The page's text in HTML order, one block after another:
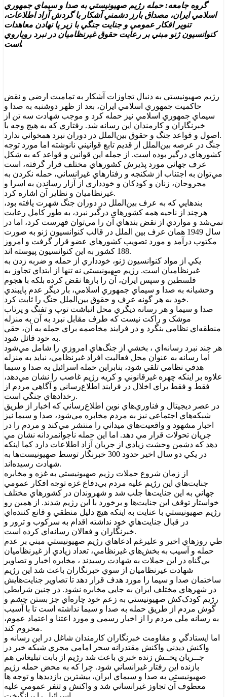
گروه جامعه: حمله رژيم صهيونيستي به صدا و سيماي جمهوري
اسلامي ايران، مصداق بارز دشمني آشکار با گردش آزاد اطلاعات،
تنوير افکار عمومي و جنايت جنگي با زير پا نهادن معاهدات
کنوانسيون ژنو مبني بر رعايت حقوق غيرنظاميان در نبرد روياروي
است.
رژيم صهيونيستي به دنبال تجاوزات آشکار به تماميت ارضي و نقض
حاکميت جمهوري اسلامي ايران، بعد از ظهر دوشنبه به صدا و
سيماي جمهوري اسلامي نيز حمله کرد و موجب شهادت سه تن از
خبرنگاران و کارمندان اين رسانه شد. رفتاري که به هيچ وجه با
اصول و قواعد جنگ و حقوق بين‌الملل در دوران نبرد همخواني ندارد.
جنگ در عرصه بين‌الملل از قديم تابع قوانيني نانوشته اما مورد توجه
کشورهاي درگير بوده است. از جمله اين قوانين و قواعد که به شکل
عرف جهاني مورد پذيرش کشورهاي مختلف قرار گرفته، است
مي‌توان به اجتناب از شکنجه و رفتارهاي غيرانساني، حمله نکردن به
مجروحان، زنان و کودکان و خودداري از آزار رساندن به اسرا و
غيرنظاميان و نظاير آن اشاره کرد.
بندهايي که به عرف بين‌الملل در دوران جنگ شهرت يافته بود،
هرچند از ناحيه همه کشورهاي درگير نبرد، به طور کامل رعايت
نمي‌شد و مواردي از نقض بندهاي آن را مي‌توان فهرست کرد، اما در
سال 1949 همان عرف بين الملل در قالب کنوانسيون ژنو به صورت
مکتوب درآمد و مورد تصويب کشورهاي عضو قرار گرفت و امروز
188 کشور به اين کنوانسيون پيوسته اند.
يکي از مواد کنوانسيون ژنو، خودداري از حمله و ضربه زدن به
غيرنظاميان است. رژيم صهيونيستي نه تنها از ابتداي تجاوز به
فلسطين و سپس ايران، آن را بارها نقض کرده بلکه با هجوم
وحشيانه به صدا و سيماي جمهوري اسلامي، بار ديگر عدم پايبندي
خود به هر گونه عرف و حقوق بين‌الملل جنگ را ثابت کرد.
صدا و سيما و هر رسانه ديگري محل انباشت توپ و تفنگ و پرتاب
موشک و راکت نيست که طرف مقابل نبرد به آن به منزله
منطقه‌اي نظامي بنگرد و در فرايند مخاصمه براي حمله به آن، حقي
به خود قائل شود.
هر چند نبرد رسانه‌اي ، بخشي از جنگ‌هاي امروزي را شامل مي‌شود
اما رسانه به عنوان محل فعاليت افراد غيرنظامي، نبايد به منزله
هدفي نظامي تلقي شود، بنابراين حمله اسرائيل به صدا و سيما
علاوه بر اينکه چهره غيرقانوني و کريه رژيم غاصب را نشان مي‌دهد،
فقط و فقط براي اخلال در فرايند اطلاع‌رساني و آگاهي مردم از
رخدادهاي جنگي است.
در عصر ديجيتال و فناوري‌هاي نوين اطلاع‌رساني که اخبار از طريق
شبکه‌هاي اجتماعي نيز به مردم مخابره مي‌شود، صدا و سيما نيز
اخبار مشهود و واقعيت‌هاي ميداني را منتشر مي‌کند و مردم را در
جريان تحولات قرار مي دهد. اما اين حمله ناجوانمردانه نشان مي
دهد که دشمن وحشت زيادي از جريان آزاد اطلاعات دارد کما اينکه
در يکي دو سال اخير حدود 300 خبرنگار توسط صهيونيست‌ها به
شهادت رسيده‌اند.
از زمان شروع حملات رژيم صهيونيستي به غزه و مخابره
جنايت‌هاي اين رژيم عليه مردم بي‌دفاع غزه توجه افکار عمومي
جهاني به اين جنايت‌ها جلب شد و شهروندان در کشورهاي مختلف
خواستار توقف اين جنايت‌ها و برخورد با اين رژيم شدند. از همين رو
رژيم صهيونيستي با عنايت به اينکه هيچ دليل منطقي و قانع کننده‌اي
در قبال جنايت‌هاي خود نداشته اقدام به سرکوب و ترور و
خبرنگاران و فعالان رسانه‌اي کرده است.
طي روزهاي اخير و عليرغم ادعاهاي رژيم صهيونيستي مبني بر عدم
حمله و آسيب به بخش‌هاي غيرنظامي، تعداد زيادي از غيرنظاميان
بي‌گناه در اين حملات به شهادت رسيدند ، مخابره اخبار و تصاوير
شهادت غيرنظاميان از سوي خبرنگاران باعث شد اين رژيم
ساختمان صدا و سيما را مورد هدف قرار دهد تا تصاوير جنايت‌هايش
در شهرهاي مختلف ايران به جايي مخابره نشود. در چنين شرايطي
رژيم کودک‌کش صهيونيستي به زعم خود چاره‌اي جز بستن چشم و
گوش مردم از طريق حمله به صدا و سيما نداشته است تا با آسيب
به رسانه ملي مردم را از اخبار رسمي و مورد اعتنا و اعتماد عموم،
محروم کند.
اما ايستادگي و مقاومت خبرنگاران کارمندان شاغل در اين رسانه و
واکنش ديدني واکنش مقتدرانه سحر امامي مجري شبکه خبر در
جــريان پخــش زنده خبري باعث شد رژيم از بابت تبليغاتي هم
بازنده اين رفتار غيرانساني شود. چرا که به محض حمله رژيم
صهيونيستي به صدا و سيماي ايران، بيشترين بازديدها و توجه ها
معطوف آن تجاوز غيرانساني شد و واکنش و تنفر عمومي عليه